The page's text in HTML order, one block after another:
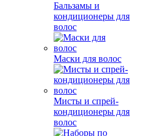
Бальзамы и
кондиционеры для
волос
Маски для волос
Мисты и спрей-
кондиционеры для
волос